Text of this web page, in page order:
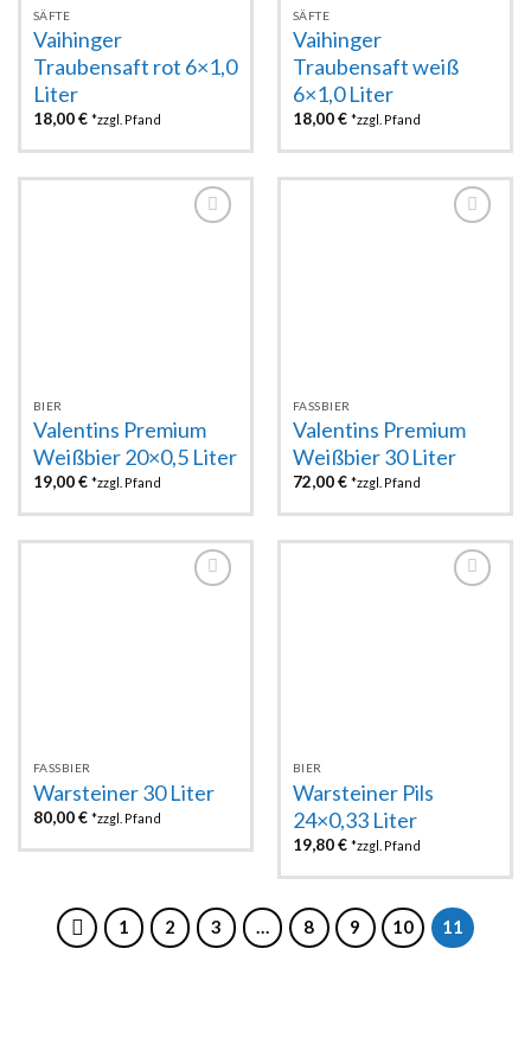
SÄFTE
Vaihinger
Traubensaft rot 6×1,0
Liter
18,00€ *zzgl. Pfand
SÄFTE
Vaihinger
Traubensaft weiß
6×1,0 Liter
18,00€ *zzgl. Pfand
BIER
Valentins Premium
Weißbier 20×0,5 Liter
19,00€ *zzgl. Pfand
FASSBIER
Valentins Premium
Weißbier 30 Liter
72,00€ *zzgl. Pfand
FASSBIER
Warsteiner 30 Liter
80,00€ *zzgl. Pfand
BIER
Warsteiner Pils
24×0,33 Liter
19,80€ *zzgl. Pfand
1 2 3 … 8 9 10 11